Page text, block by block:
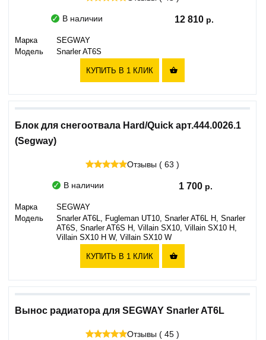
В наличии 12 810
Марка
SEGWAY
Модель
Snarler AT6S
КУПИТЬ В 1 КЛИК 
Блок для снегоотвала Hard/Quick арт.444.0026.1
(Segway)
Отзывы ( 63 )
В наличии 1 700
Марка
SEGWAY
Модель
Snarler AT6L, Fugleman UT10, Snarler AT6L H, Snarler
AT6S, Snarler AT6S H, Villain SX10, Villain SX10 H,
Villain SX10 H W, Villain SX10 W
КУПИТЬ В 1 КЛИК 
Вынос радиатора для SEGWAY Snarler AT6L
Отзывы ( 45 )